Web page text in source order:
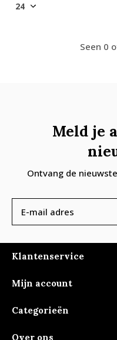
Seen 0
Meld je
Ontvang de
Klantenservice
Mijn account
Categorieën
Over ons